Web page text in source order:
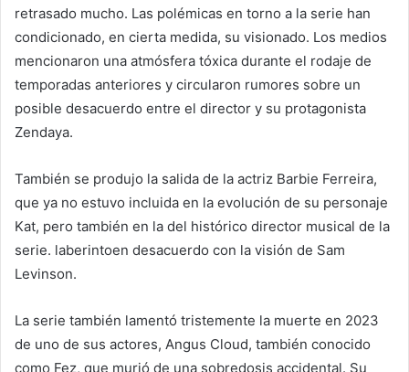
retrasado mucho. Las polémicas en torno a la serie han
condicionado, en cierta medida, su visionado. Los medios
mencionaron una atmósfera tóxica durante el rodaje de
temporadas anteriores y circularon rumores sobre un
posible desacuerdo entre el director y su protagonista
Zendaya.
También se produjo la salida de la actriz Barbie Ferreira,
que ya no estuvo incluida en la evolución de su personaje
Kat, pero también en la del histórico director musical de la
serie. laberintoen desacuerdo con la visión de Sam
Levinson.
La serie también lamentó tristemente la muerte en 2023
de uno de sus actores, Angus Cloud, también conocido
como Fez, que murió de una sobredosis accidental. Su